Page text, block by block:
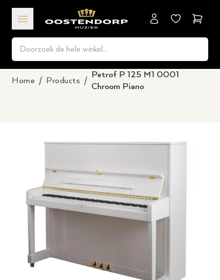
Home / Products /
Petrof P 125 M1 0001
Chroom Piano